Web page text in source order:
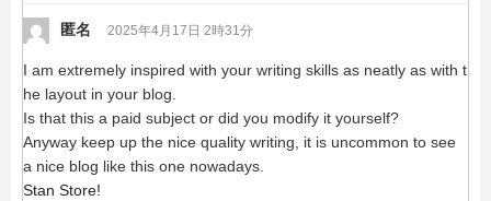
匿名 2025年4月17日 2時31分
I am extremely inspired with your writing skills as neatly as with t
he layout in your blog.
Is that this a paid subject or did you modify it yourself?
Anyway keep up the nice quality writing, it is uncommon to see
a nice blog like this one nowadays.
Stan Store!